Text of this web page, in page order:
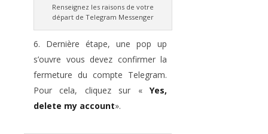
Renseignez les raisons de votre
départ de Telegram Messenger
Dernière étape, une pop up
s’ouvre vous devez confirmer la
fermeture du compte Telegram.
Pour cela, cliquez sur « Yes,
delete my account».